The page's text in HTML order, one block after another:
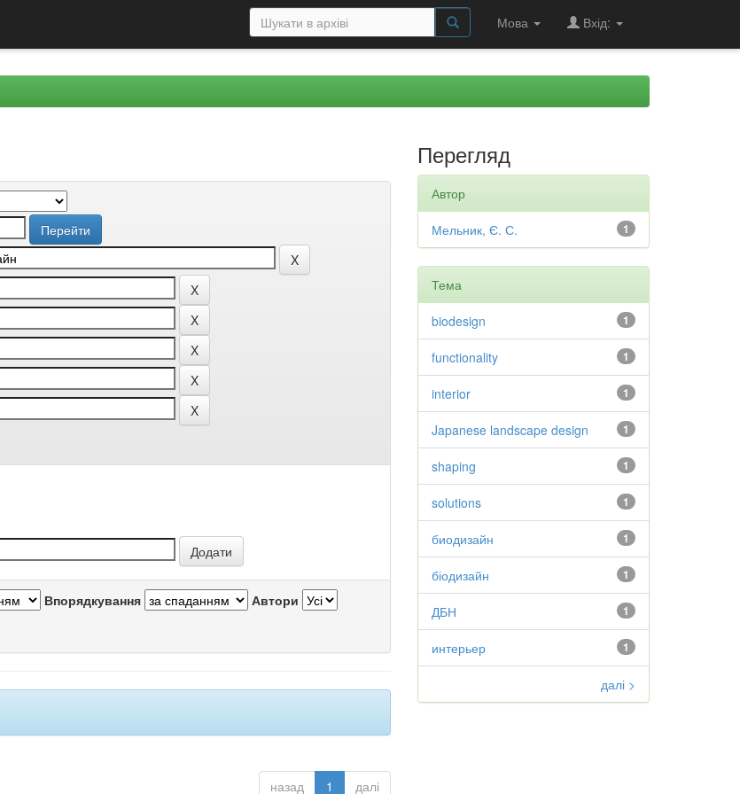
Мова Вхід:
Впорядкування Автори
назад 1 далі
Перегляд
Автор
1
Мельник, Є. С.
Тема
1
biodesign
1
functionality
1
interior
1
Japanese landscape design
1
shaping
1
solutions
1
биодизайн
1
біодизайн
1
ДБН
1
интерьер
далі >